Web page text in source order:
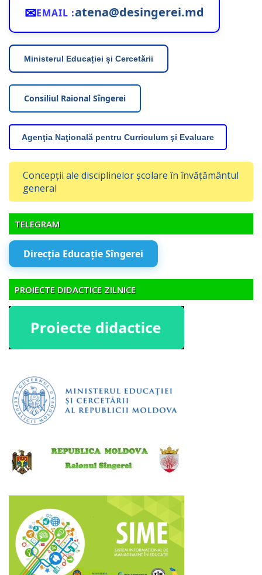
✉EMAIL :atena@desingerei.md
Ministerul Educației și Cercetării
Consiliul Raional Sîngerei
Agenţia Naţională pentru Curriculum şi Evaluare
Concepții ale disciplinelor școlare în învățământul
general
TELEGRAM
Direcția Educație Sîngerei
PROIECTE DIDACTICE ZILNICE